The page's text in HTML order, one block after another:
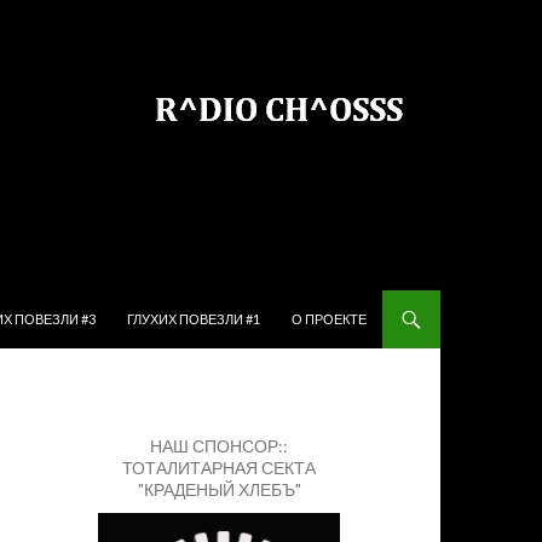
ПОВЕЗЛИ #3
ГЛУХИХ ПОВЕЗЛИ #1 О ПРОЕКТЕ
НАШ СПОНСОР::
ТОТАЛИТАРНАЯ СЕКТА
"КРАДЕНЫЙ ХЛЕБЪ"